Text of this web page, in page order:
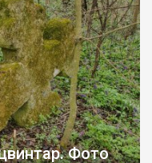
Фото